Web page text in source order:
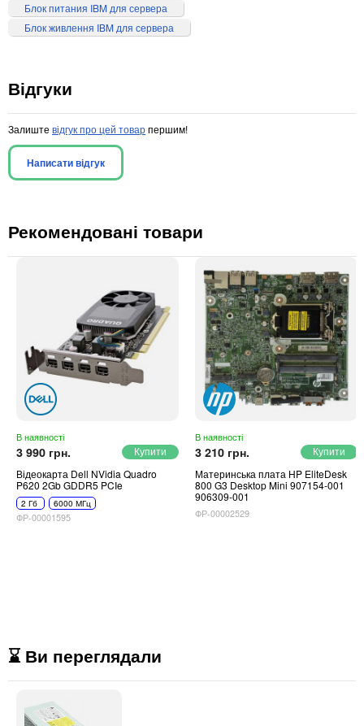
Блок питания IBM для сервера
Блок живлення IBM для сервера
Відгуки
Залиште відгук про цей товарпершим!
Написати відгук
Рекомендовані товари
В наявності
3 990 грн.
Відеокарта Dell NVidia Quadro
P620 2Gb GDDR5 PCIe
2 Гб 6000 МГц
ФР-00001595
В наявності
3 210 грн.
Материнська плата HP EliteDesk
800 G3 Desktop Mini 907154-001
906309-001
ФР-00002529
⌛ Ви переглядали